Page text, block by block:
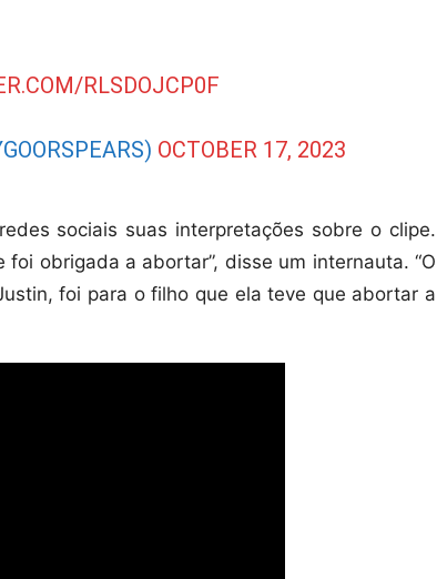
RLSDOJCP0F
OCTOBER 17, 2023
sociais suas interpretações sobre o clipe.
obrigada a abortar”, disse um internauta. “O
foi para o filho que ela teve que abortar a